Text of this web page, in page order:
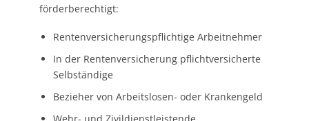
förderberechtigt:
Rentenversicherungspflichtige Arbeitnehmer
In der Rentenversicherung pflichtversicherte
Selbständige
Bezieher von Arbeitslosen- oder Krankengeld
Wehr- und Zivildienstleistende